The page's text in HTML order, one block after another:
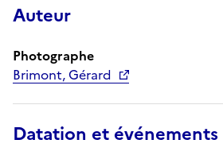
Auteur
Photographe
Brimont, Gérard
Datation et événements